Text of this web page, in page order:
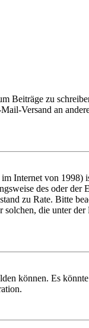
Beiträge zu
Versand an
Internet von 1998)
des oder der
zu Rate. Bitte
die unter
können. Es